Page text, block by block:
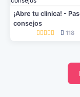
¡Abre tu clínica! -
consejos
118